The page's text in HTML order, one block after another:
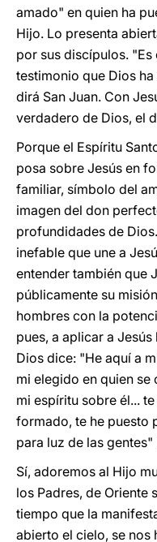
amado" en quien ha
Hijo. Lo presenta
por sus discípulos.
testimonio que Dios
dirá San Juan. Con
verdadero de Dios, el
Porque el Espíritu
posa sobre Jesús en
familiar, símbolo del
imagen del don
profundidades de
inefable que une a
entender también que
públicamente su
hombres con la
pues, a aplicar a
Dios dice: "He aquí a
mi elegido en quien se
mi espíritu sobre él...
formado, te he puesto
para luz de las gentes"
Sí, adoremos al Hijo
los Padres, de Oriente
tiempo que la
abierto el cielo, se nos